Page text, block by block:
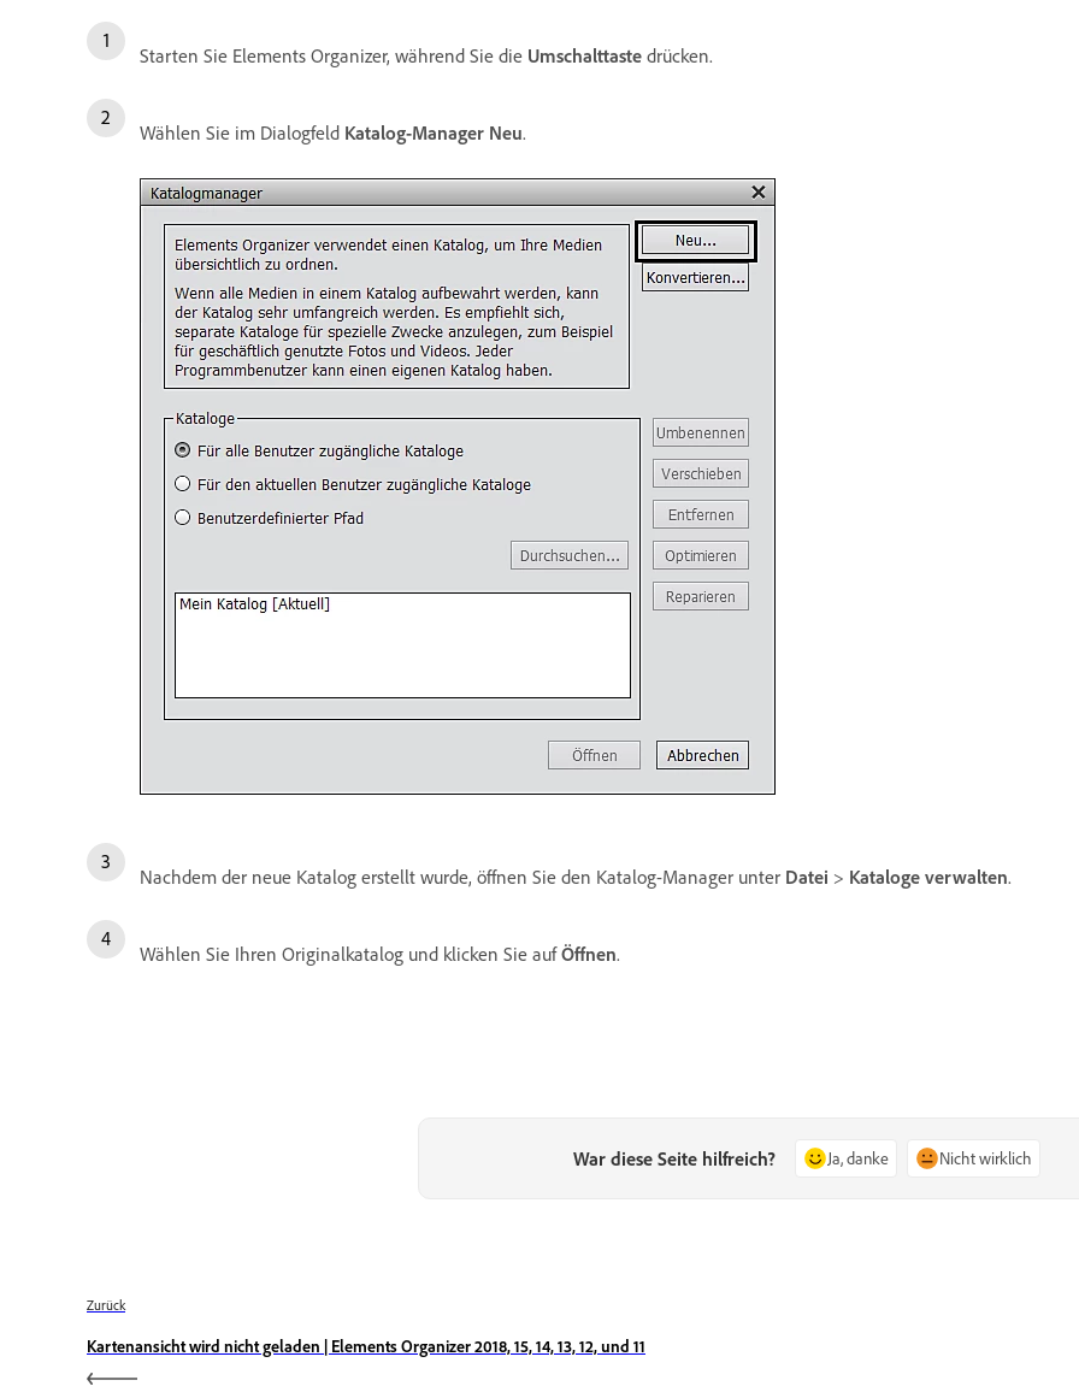
Starten Sie Elements Organizer, während Sie die Umschalttaste drücken.
Wählen Sie im Dialogfeld Katalog-Manager Neu.
Nachdem der neue Katalog erstellt wurde, öffnen Sie den Katalog-Manager unter Datei > Kataloge verwalten.
Wählen Sie Ihren Originalkatalog und klicken Sie aufÖffnen.
War diese Seite hilfreich? Ja, danke Nicht wirklich
Zurück
Kartenansicht wird nicht geladen | Elements Organizer 2018, 15, 14, 13, 12, und 11